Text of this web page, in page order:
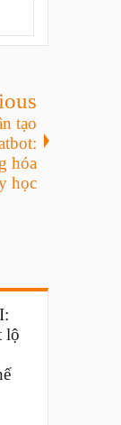
tạo
hóa
học
lộ